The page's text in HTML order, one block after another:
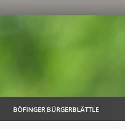
BÖFINGER BÜRGERBLÄTTLE